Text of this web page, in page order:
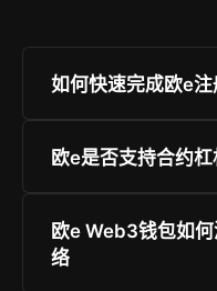
如何快速完成欧e
进入“注册”页面，
易。
欧e是否支持合约
支持！欧e合约产品
合约，最高125倍杠
欧e Web3钱包如
络